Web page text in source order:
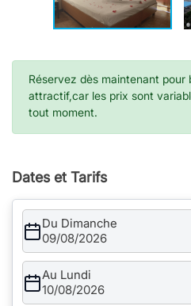
Réservez dès maintenant
attractif,car les prix sont
tout moment.
Dates et Tarifs
Du Dimanche
09/08/2026
Au Lundi
10/08/2026